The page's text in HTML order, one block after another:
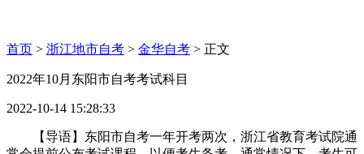
首页 > 浙江地市自考 > 金华自考 > 正文
2022年10月东阳市自考考试科目
2022-10-14 15:28:33
【导语】东阳市自考一年开考两次，浙江省教育考试院通